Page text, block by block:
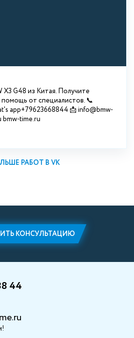
X3 G48 из Китая. Получите
от специалистов. 📞
app+79623668844 📩 info@bmw-
bmw-time.ru
РАБОТ В VK
КОНСУЛЬТАЦИЮ
44